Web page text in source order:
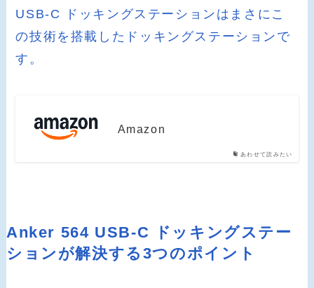
USB-C ドッキングステーションはまさにこ
の技術を搭載したドッキングステーションで
す。
あわせて読みたい
Amazon
Anker 564 USB-C ドッキングステー
ションが解決する3つのポイント